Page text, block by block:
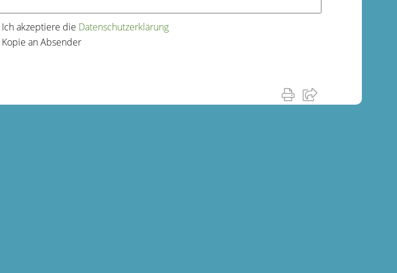
Ich akzeptiere die Datenschutz­erklärung
Kopie an Absender